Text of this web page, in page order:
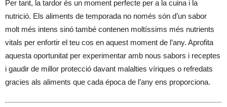
Per tant, la tardor és un moment perfecte per a la cuina i la
nutrició. Els aliments de temporada no només són d’un sabor
molt més intens sinó també contenen moltíssims més nutrients
vitals per enfortir el teu cos en aquest moment de l’any. Aprofita
aquesta oportunitat per experimentar amb nous sabors i receptes
i gaudir de millor protecció davant malalties víriques o refredats
gracies als aliments que cada época de l’any ens proporciona.